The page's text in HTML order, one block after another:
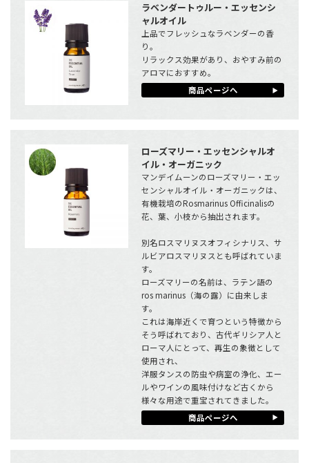
ラベンダートゥルー・エッセンシ
ャルオイル
上品でフレッシュなラベンダーの香
り。
リラックス効果があり、おやすみ前の
アロマにおすすめ。
商品ページへ
ローズマリー・エッセンシャルオ
イル・オーガニック
マンデイムーンのローズマリー・エッ
センシャルオイル・オーガニックは、
有機栽培のRosmarinus Officinalisの
花、葉、小枝から抽出されます。
別名ロスマリヌスオフィシナリス、サ
ルビアロスマリヌスとも呼ばれていま
す。
ローズマリーの名前は、ラテン語の
ros marinus（海の露）に由来しま
す。
これは海岸近くで育つという特徴から
そう呼ばれており、古代ギリシア人と
ローマ人にとって、再生の象徴として
使用され、
洋服タンスの防虫や病室の浄化、エー
ルやワインの風味付けなど古くから
様々な用途で重宝されてきました。
商品ページへ